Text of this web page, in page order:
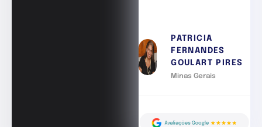
PATRICIA
FERNANDES
GOULART PIRES
Minas Gerais